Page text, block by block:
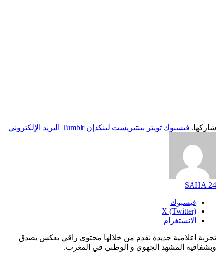
شاركها. فيسبوك تويتر بينتيريست لينكدإن Tumblr البريد الإلكتروني
SAHA 24
فيسبوك
X (Twitter)
الانستغرام
تجربة اعلامية جديدة نقدم من خلالها محتوى راقي يعكس بصدق
وبشفافية المشهد الجهوي و الوطني في المغرب.